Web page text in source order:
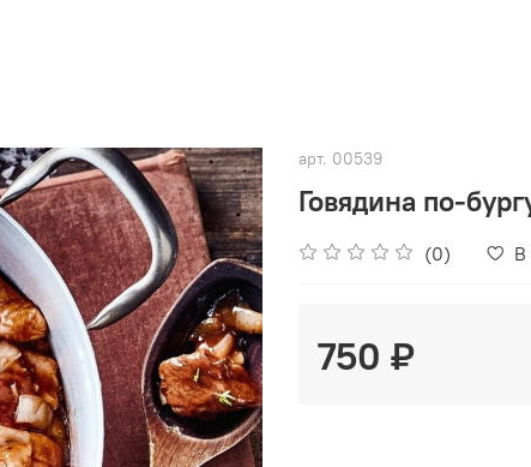
арт. 00539
Говядина по-
(0) В
750 ₽